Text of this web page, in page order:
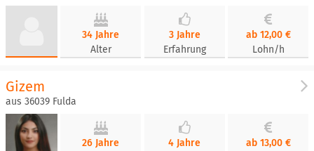
34 Jahre
Alter
3 Jahre
Erfahrung
ab 12,00 €
Lohn/h
Gizem
aus 36039 Fulda
26 Jahre
4 Jahre
ab 13,00 €